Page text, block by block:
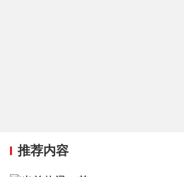
推荐内容